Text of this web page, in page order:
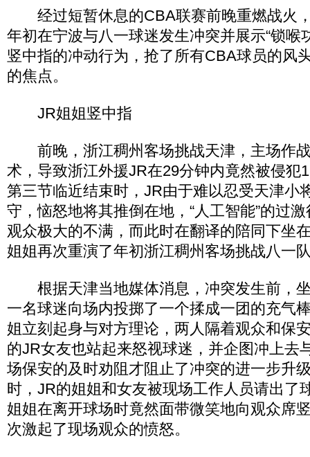
经过短暂休息的CBA联赛前晚重燃战火
年初在宁波与八一球迷发生冲突并展示“锁喉
竖中指的冲动行为，抢了所有CBA球员的风
的焦点。
JR姐姐竖中指
前晚，浙江稠州客场挑战天津，主场作战
术，导致浙江外援JR在29分钟内竟然被侵犯
第三节临近结束时，JR由于难以忍受天津小
守，恼怒地将其推倒在地，“人工智能”的过
观众极大的不满，而此时在翻译的陪同下坐
姐姐再次重演了年初浙江稠州客场挑战八一
根据天津当地媒体消息，冲突发生前，
一名球迷向场内投掷了一个揉成一团的充气
姐立刻起身与对方理论，两人隔着观众和保
的JR女友也站起来怒视球迷，并企图冲上去
场保安的及时劝阻才阻止了冲突的进一步升
时，JR的姐姐和女友被现场工作人员请出了
姐姐在离开球场时竟然面带微笑地向观众席
次激起了现场观众的愤怒。